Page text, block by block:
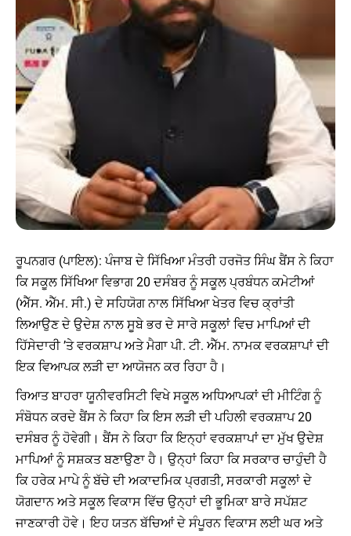
ਰੂਪਨਗਰ (ਪਾਇਲ): ਪੰਜਾਬ ਦੇ ਸਿੱਖਿਆ ਮੰਤਰੀ ਹਰਜੋਤ ਸਿੰਘ ਬੈਂਸ ਨੇ ਕਿਹਾ
ਕਿ ਸਕੂਲ ਸਿੱਖਿਆ ਵਿਭਾਗ 20 ਦਸੰਬਰ ਨੂੰ ਸਕੂਲ ਪ੍ਰਬੰਧਨ ਕਮੇਟੀਆਂ
(ਐੱਸ. ਐੱਮ. ਸੀ.) ਦੇ ਸਹਿਯੋਗ ਨਾਲ ਸਿੱਖਿਆ ਖੇਤਰ ਵਿਚ ਕ੍ਰਾਂਤੀ
ਲਿਆਉਣ ਦੇ ਉਦੇਸ਼ ਨਾਲ ਸੂਬੇ ਭਰ ਦੇ ਸਾਰੇ ਸਕੂਲਾਂ ਵਿਚ ਮਾਪਿਆਂ ਦੀ
ਹਿੱਸੇਦਾਰੀ ’ਤੇ ਵਰਕਸ਼ਾਪ ਅਤੇ ਮੈਗਾ ਪੀ. ਟੀ. ਐੱਮ. ਨਾਮਕ ਵਰਕਸ਼ਾਪਾਂ ਦੀ
ਇਕ ਵਿਆਪਕ ਲੜੀ ਦਾ ਆਯੋਜਨ ਕਰ ਰਿਹਾ ਹੈ।
ਰਿਆਤ ਬਾਹਰਾ ਯੂਨੀਵਰਸਿਟੀ ਵਿਖੇ ਸਕੂਲ ਅਧਿਆਪਕਾਂ ਦੀ ਮੀਟਿੰਗ ਨੂੰ
ਸੰਬੋਧਨ ਕਰਦੇ ਬੈਂਸ ਨੇ ਕਿਹਾ ਕਿ ਇਸ ਲੜੀ ਦੀ ਪਹਿਲੀ ਵਰਕਸ਼ਾਪ 20
ਦਸੰਬਰ ਨੂੰ ਹੋਵੇਗੀ। ਬੈਂਸ ਨੇ ਕਿਹਾ ਕਿ ਇਨ੍ਹਾਂ ਵਰਕਸ਼ਾਪਾਂ ਦਾ ਮੁੱਖ ਉਦੇਸ਼
ਮਾਪਿਆਂ ਨੂੰ ਸਸ਼ਕਤ ਬਣਾਉਣਾ ਹੈ। ਉਨ੍ਹਾਂ ਕਿਹਾ ਕਿ ਸਰਕਾਰ ਚਾਹੁੰਦੀ ਹੈ
ਕਿ ਹਰੇਕ ਮਾਪੇ ਨੂੰ ਬੱਚੇ ਦੀ ਅਕਾਦਮਿਕ ਪ੍ਰਗਤੀ, ਸਰਕਾਰੀ ਸਕੂਲਾਂ ਦੇ
ਯੋਗਦਾਨ ਅਤੇ ਸਕੂਲ ਵਿਕਾਸ ਵਿੱਚ ਉਨ੍ਹਾਂ ਦੀ ਭੂਮਿਕਾ ਬਾਰੇ ਸਪੱਸ਼ਟ
ਜਾਣਕਾਰੀ ਹੋਵੇ। ਇਹ ਯਤਨ ਬੱਚਿਆਂ ਦੇ ਸੰਪੂਰਨ ਵਿਕਾਸ ਲਈ ਘਰ ਅਤੇ